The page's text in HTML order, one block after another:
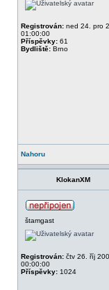
Registrován: ned 24. pro
01:00:00
Příspěvky: 61
Bydliště: Brno
Nahoru
KlokanXM
štamgast
Registrován: čtv 26. říj
00:00:00
Příspěvky: 1024